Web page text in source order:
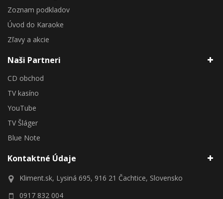
Zoznam podkladov
Úvod do Karaoke
Zľavy a akcie
Naši Partneri
CD obchod
TV kasíno
YouTube
TV Šláger
Blue Note
Kontaktné Údaje
Kliment.sk, Lysiná 695, 916 21 Čachtice, Slovensko
0917 832 004